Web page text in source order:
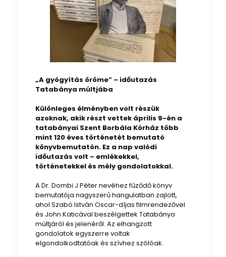
„A gyógyítás öröme” – időutazás
Tatabánya múltjába
Különleges élményben volt részük
azoknak, akik részt vettek április 9-én a
tatabányai Szent Borbála Kórház több
mint 120 éves történetét bemutató
könyvbemutatón. Ez a nap valódi
időutazás volt – emlékekkel,
történetekkel és mély gondolatokkal.
A Dr. Dombi J Péter nevéhez fűződő könyv
bemutatója nagyszerű hangulatban zajlott,
ahol Szabó István Oscar-díjas filmrendezővel
és John Katicával beszélgettek Tatabánya
múltjáról és jelenéről. Az elhangzott
gondolatok egyszerre voltak
elgondolkodtatóak és szívhez szólóak.